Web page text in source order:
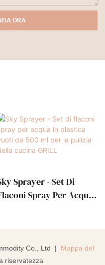
ORA
Sprayer - Set Di
Spray Per Acqua
Co., Ltd |
Mappa del
riservatezza